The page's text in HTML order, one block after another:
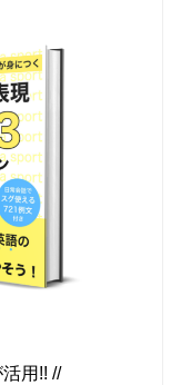
用!! //